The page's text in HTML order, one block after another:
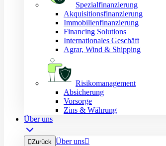
Spezialfinanzierung
Akquisitionsfinanzierung
Immobilienfinanzierung
Financing Solutions
Internationales Geschäft
Agrar, Wind & Shipping
Risikomanagement
Absicherung
Vorsorge
Zins & Währung
Über uns
Zurück Über uns